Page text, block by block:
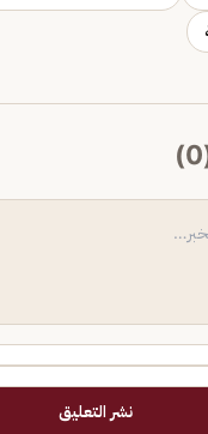
0
)
نشر التعليق